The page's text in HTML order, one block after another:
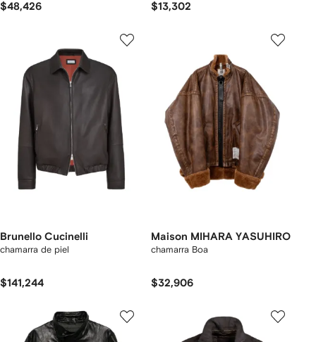
$48,426 $13,302
Brunello Cucinelli
chamarra de piel
$141,244
Maison MIHARA YASUHIRO
chamarra Boa
$32,906